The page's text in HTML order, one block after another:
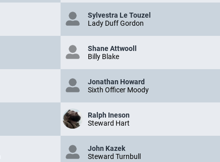
Sylvestra Le Touzel
Lady Duff Gordon
Shane Attwooll
Billy Blake
Jonathan Howard
Sixth Officer Moody
Ralph Ineson
Steward Hart
John Kazek
Steward Turnbull